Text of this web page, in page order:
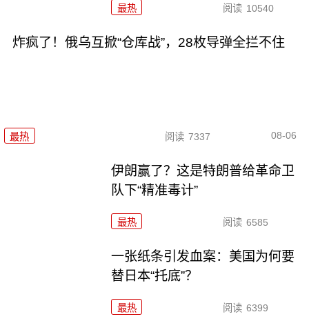
最热 阅读 10540
炸疯了！俄乌互掀“仓库战”，28枚导弹全拦不住
最热 阅读 7337 08-06
伊朗赢了？这是特朗普给革命卫
队下“精准毒计”
最热 阅读 6585
一张纸条引发血案：美国为何要
替日本“托底”？
最热 阅读 6399